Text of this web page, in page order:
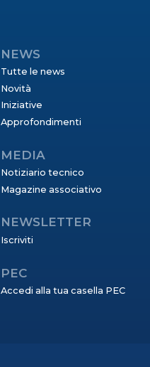
NEWS
Tutte le news
Novità
Iniziative
Approfondimenti
MEDIA
Notiziario tecnico
Magazine associativo
NEWSLETTER
Iscriviti
PEC
Accedi alla tua casella PEC